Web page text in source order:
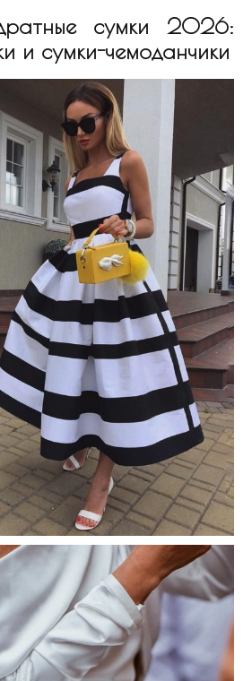
сумки 2026:
и сумки-чемоданчики